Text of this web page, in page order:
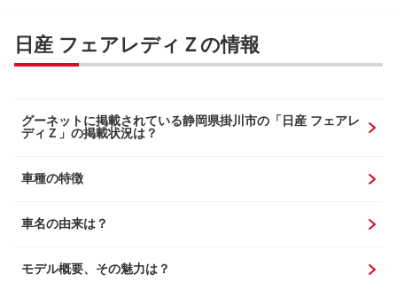
日産 フェアレディＺの情報
グーネットに掲載されている静岡県掛川市の「日産 フェアレ
ディＺ」の掲載状況は？
車種の特徴
車名の由来は？
モデル概要、その魅力は？